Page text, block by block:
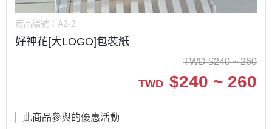
商品編號： A2-2
好神花[大LOGO]包裝紙
TWD $240 ~ 260
TWD $240 ~ 260
此商品參與的優惠活動